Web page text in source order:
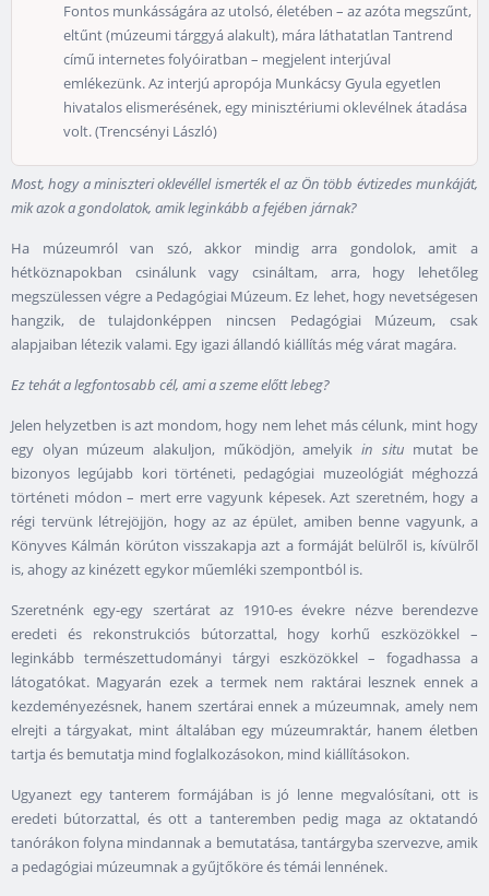
Fontos munkásságára az utolsó, életében – az azóta megszűnt,
eltűnt (múzeumi tárggyá alakult), mára láthatatlan Tantrend
című internetes folyóiratban – megjelent interjúval
emlékezünk. Az interjú apropója Munkácsy Gyula egyetlen
hivatalos elismerésének, egy minisztériumi oklevélnek átadása
volt. (Trencsényi László)
Most, hogy a miniszteri oklevéllel ismerték el az Ön több évtizedes munkáját,
mik azok a gondolatok, amik leginkább a fejében járnak?
Ha múzeumról van szó, akkor mindig arra gondolok, amit a
hétköznapokban csinálunk vagy csináltam, arra, hogy lehetőleg
megszülessen végre a Pedagógiai Múzeum. Ez lehet, hogy nevetségesen
hangzik, de tulajdonképpen nincsen Pedagógiai Múzeum, csak
alapjaiban létezik valami. Egy igazi állandó kiállítás még várat magára.
Ez tehát a legfontosabb cél, ami a szeme előtt lebeg?
Jelen helyzetben is azt mondom, hogy nem lehet más célunk, mint hogy
egy olyan múzeum alakuljon, működjön, amelyik in situ mutat be
bizonyos legújabb kori történeti, pedagógiai muzeológiát méghozzá
történeti módon – mert erre vagyunk képesek. Azt szeretném, hogy a
régi tervünk létrejöjjön, hogy az az épület, amiben benne vagyunk, a
Könyves Kálmán körúton visszakapja azt a formáját belülről is, kívülről
is, ahogy az kinézett egykor műemléki szempontból is.
Szeretnénk egy-egy szertárat az 1910-es évekre nézve berendezve
eredeti és rekonstrukciós bútorzattal, hogy korhű eszközökkel –
leginkább természettudományi tárgyi eszközökkel – fogadhassa a
látogatókat. Magyarán ezek a termek nem raktárai lesznek ennek a
kezdeményezésnek, hanem szertárai ennek a múzeumnak, amely nem
elrejti a tárgyakat, mint általában egy múzeumraktár, hanem életben
tartja és bemutatja mind foglalkozásokon, mind kiállításokon.
Ugyanezt egy tanterem formájában is jó lenne megvalósítani, ott is
eredeti bútorzattal, és ott a tanteremben pedig maga az oktatandó
tanórákon folyna mindannak a bemutatása, tantárgyba szervezve, amik
a pedagógiai múzeumnak a gyűjtőköre és témái lennének.